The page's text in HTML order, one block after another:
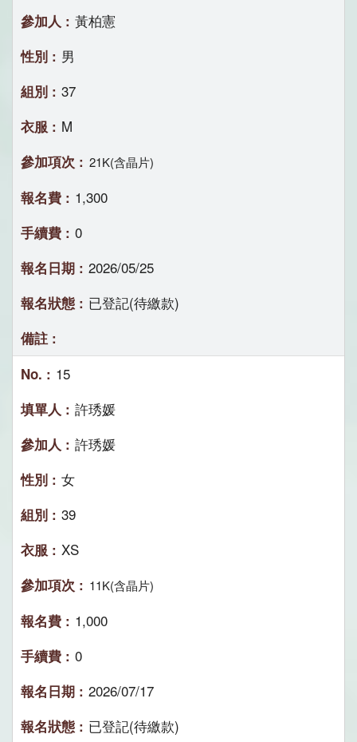
黃柏憲
男
37
M
21K(含晶片)
1,300
0
2026/05/25
已登記(待繳款)
15
許琇媛
許琇媛
女
39
XS
11K(含晶片)
1,000
0
2026/07/17
已登記(待繳款)